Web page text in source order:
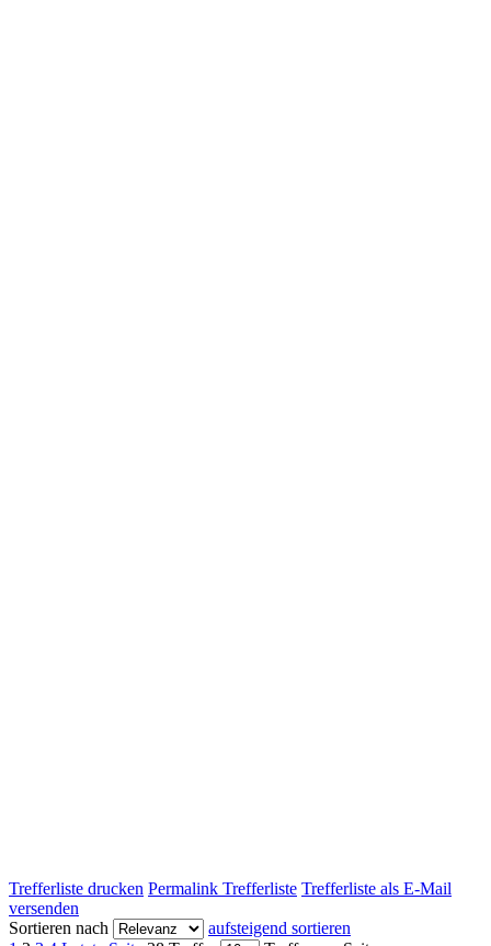
Trefferliste drucken Permalink Trefferliste Trefferliste als E-Mail
versenden
Sortieren nach
aufsteigend sortieren